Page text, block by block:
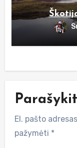
El. pašto
pažymėti *